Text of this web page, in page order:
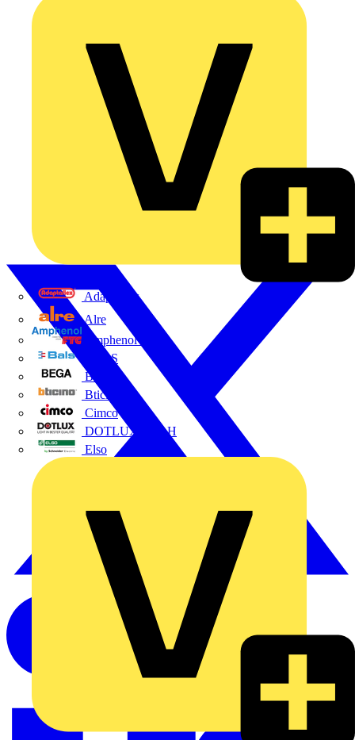
Adaptaflex
Alre
Amphenol FTG
BALS
Bega
Bticino
Cimco
DOTLUX GmbH
Elso